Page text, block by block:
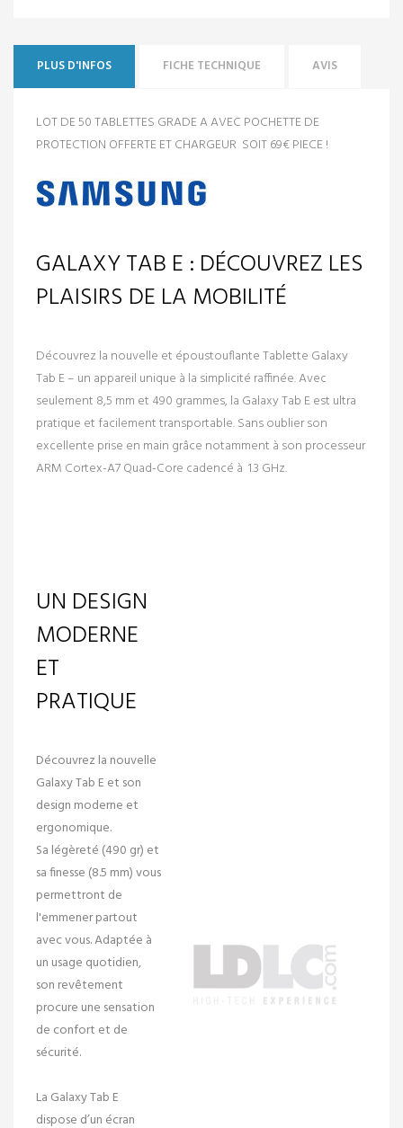
PLUS D'INFOS FICHE TECHNIQUE AVIS
LOT DE 50 TABLETTES GRADE A AVEC POCHETTE DE
PROTECTION OFFERTE ET CHARGEUR SOIT 69€ PIECE !
GALAXY TAB E : DÉCOUVREZ LES
PLAISIRS DE LA MOBILITÉ
Découvrez la nouvelle et époustouflanteTablette Galaxy
Tab E – un appareil unique à la simplicité raffinée. Avec
seulement 8,5 mm et 490 grammes, la Galaxy Tab E est ultra
pratique et facilement transportable. Sans oublier son
excellente prise en main grâce notamment à son processeur
ARM Cortex-A7 Quad-Core cadencé à 1.3 GHz.
UN DESIGN
MODERNE
ET
PRATIQUE
Découvrez la nouvelle
Galaxy Tab E et son
design moderne et
ergonomique.
Sa légèreté (490 gr) et
safinesse (8.5 mm) vous
permettront de
l'emmener partout
avec vous. Adaptée à
un usage quotidien,
son revêtement
procure une sensation
de confort et de
sécurité.
La Galaxy Tab E
dispose d’un écran